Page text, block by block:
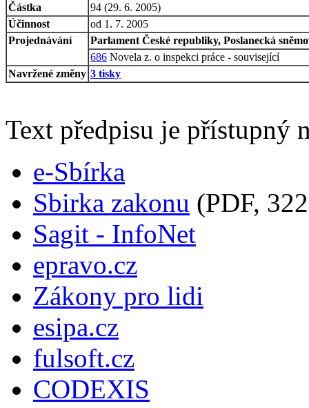
Částka
94 (29. 6. 2005)
Účinnost
od 1. 7. 2005
Projednávání
Parlament České republiky, Poslanecká
686 Novela z. o inspekci práce - související
Navržené změny 3 tisky
Text předpisu je přístupný
e-Sbírka
Sbirka zakonu (PDF,
Sagit - InfoNet
epravo.cz
Zákony pro lidi
esipa.cz
fulsoft.cz
CODEXIS